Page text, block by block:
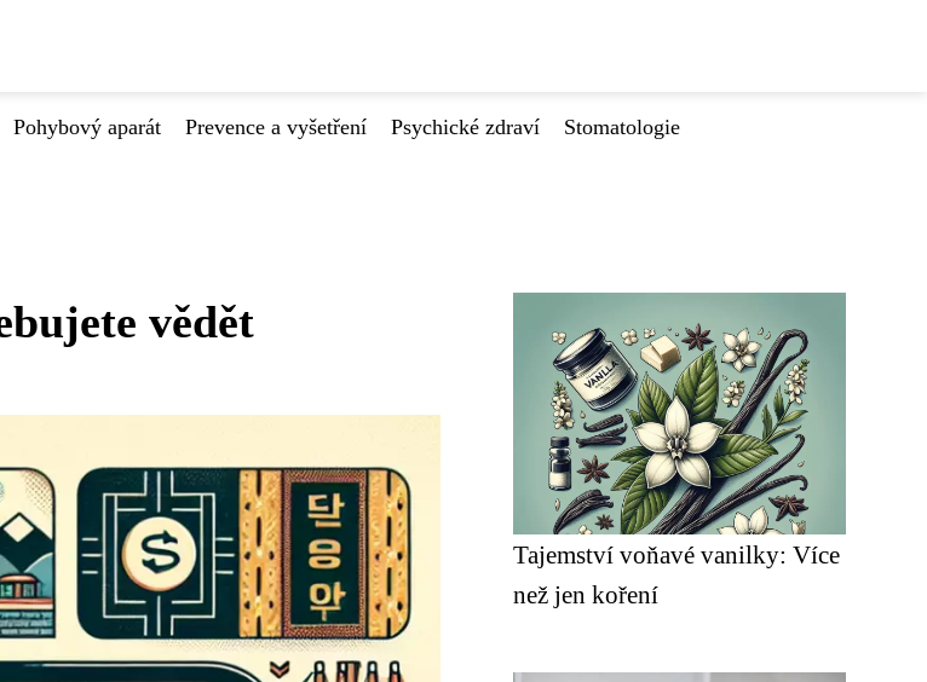
Pohybový aparát Prevence a vyšetření Psychické zdraví
Stomatologie
vědět
Tajemství voňavé vanilky: Více
než jen koření